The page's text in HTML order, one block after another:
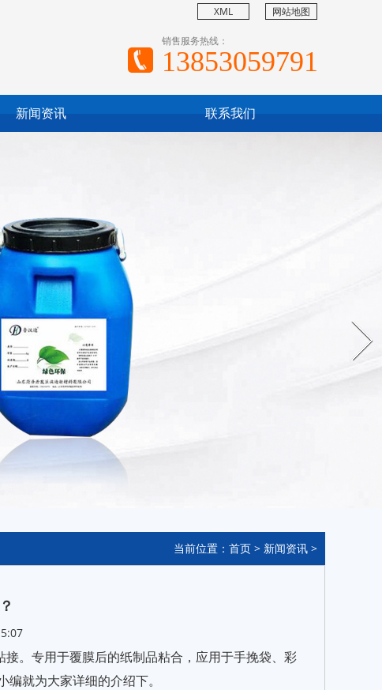
网站地图
XML
销售服务热线：
13853059791
新闻资讯 联系我们
当前位置： 首页 > 新闻资讯 >
。专用于覆膜后的纸制品粘合，应用于手挽袋、彩
就为大家详细的介绍下。